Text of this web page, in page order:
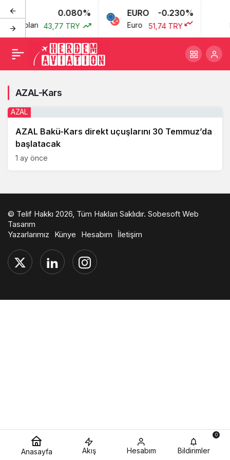
0.080%
Doları 43,77 TRY
EURO -0.230%
Euro 51,74 TRY
AZAL-Kars
AZAL Bakü-Kars direkt uçuşlarını 30 Temmuz’da
başlatacak
AZAL
1 ay önce
© Telif Hakkı 2026, Tüm Hakları Saklıdır. Sobesoft Web
Tasarım
Yazarlarımız
Künye Hesabım İletişim
Anasayfa Akış Hesabım Bildirimler
0